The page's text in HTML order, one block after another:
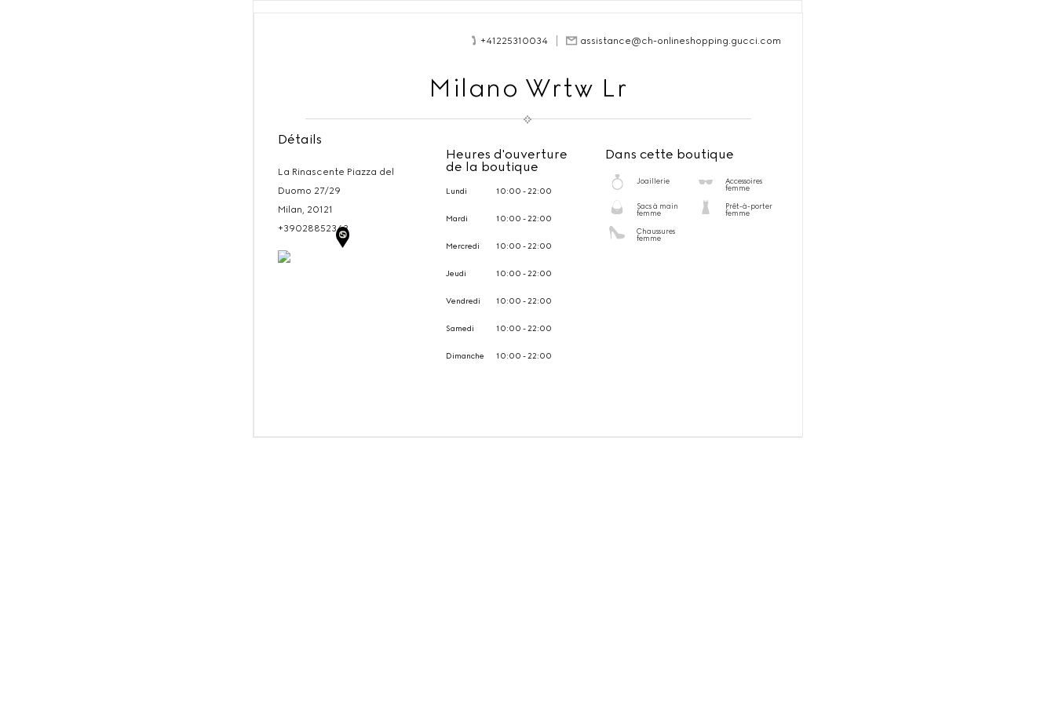
+41225310034 assistance@ch-onlineshopping.gucci.com
Milano Wrtw Lr
Détails
La Rinascente Piazza del
Duomo 27/29
Milan, 20121
+39028852343
Heures d'ouverture
de la boutique
Lundi 10:00 - 22:00
Mardi 10:00 - 22:00
Mercredi 10:00 - 22:00
Jeudi 10:00 - 22:00
Vendredi 10:00 - 22:00
Samedi 10:00 - 22:00
Dimanche 10:00 - 22:00
Dans cette boutique
Joaillerie
Accessoires
femme
Sacs à main
femme
Prêt-à-porter
femme
Chaussures
femme